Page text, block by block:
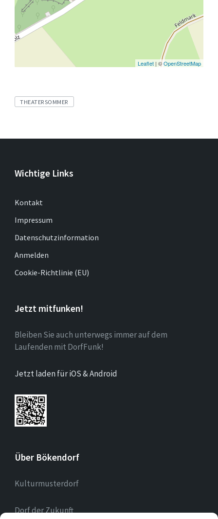
Leaflet | ©OpenStreetMap
Tags
THEATERSOMMER
Wichtige Links
Kontakt
Impressum
Datenschutzinformation
Anmelden
Cookie-Richtlinie (EU)
Jetzt mitfunken!
Bleiben Sie auch unterwegs immer auf dem
Laufenden mit DorfFunk!
Jetzt laden für iOS & Android
Über Bökendorf
Kulturmusterdorf
Dorf der Zukunft